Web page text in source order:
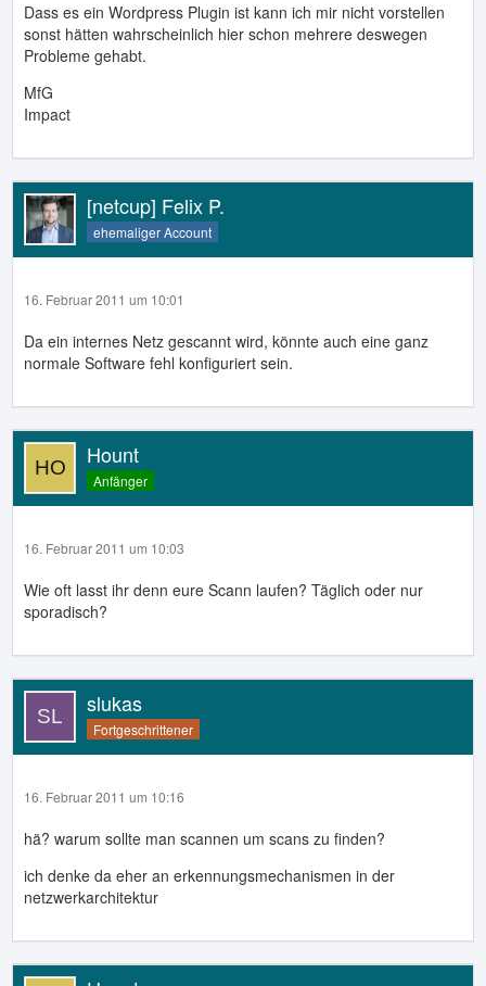
Dass es ein Wordpress Plugin ist kann ich mir nicht vorstellen
sonst hätten wahrscheinlich hier schon mehrere deswegen
Probleme gehabt.
MfG
Impact
[netcup] Felix P.
ehemaliger Account
16. Februar 2011 um 10:01
Da ein internes Netz gescannt wird, könnte auch eine ganz
normale Software fehl konfiguriert sein.
Hount
Anfänger
16. Februar 2011 um 10:03
Wie oft lasst ihr denn eure Scann laufen? Täglich oder nur
sporadisch?
slukas
Fortgeschrittener
16. Februar 2011 um 10:16
hä? warum sollte man scannen um scans zu finden?
ich denke da eher an erkennungsmechanismen in der
netzwerkarchitektur